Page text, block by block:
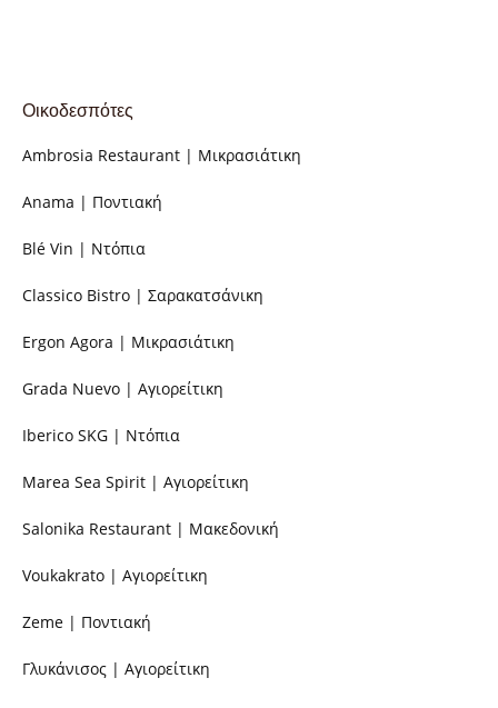
Οικοδεσπότες
Ambrosia Restaurant | Μικρασιάτικη
Anama | Ποντιακή
Blé Vin | Ντόπια
Classico Bistro | Σαρακατσάνικη
Ergon Agora | Μικρασιάτικη
Grada Nuevo | Αγιορείτικη
Iberico SKG | Ντόπια
Marea Sea Spirit | Αγιορείτικη
Salonika Restaurant | Μακεδονική
Voukakrato | Αγιορείτικη
Zeme | Ποντιακή
Γλυκάνισος | Αγιορείτικη